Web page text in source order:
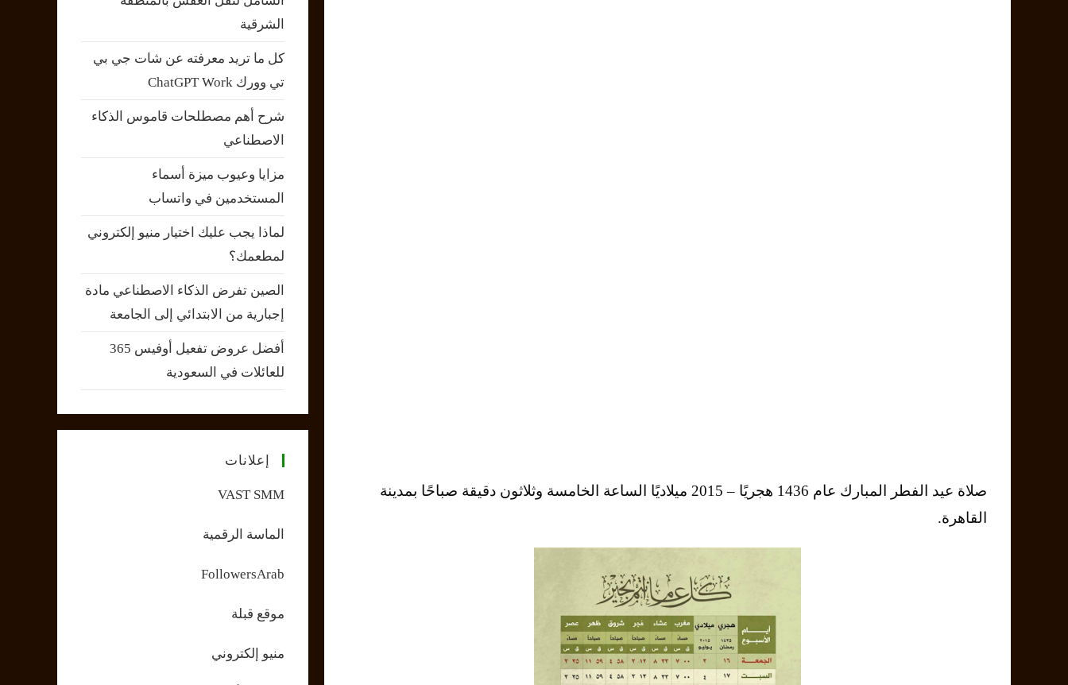
صلاة عيد الفطر المبارك عام 1436 هجريًا – 2015 ميلاديًا الساعة الخامسة وثلاثون دقيقة صباحًا بمدينة
القاهرة.
الشرقية
كل ما تريد معرفته عن شات جي بي
تي وورك ChatGPT Work
شرح أهم مصطلحات قاموس الذكاء
الاصطناعي
مزايا وعيوب ميزة أسماء
المستخدمين في واتساب
لماذا يجب عليك اختيار منيو إلكتروني
لمطعمك؟
الصين تفرض الذكاء الاصطناعي مادة
إجبارية من الابتدائي إلى الجامعة
أفضل عروض تفعيل أوفيس 365
للعائلات في السعودية
إعلانات
VAST SMM
الماسة الرقمية
FollowersArab
موقع قبلة
منيو إلكتروني